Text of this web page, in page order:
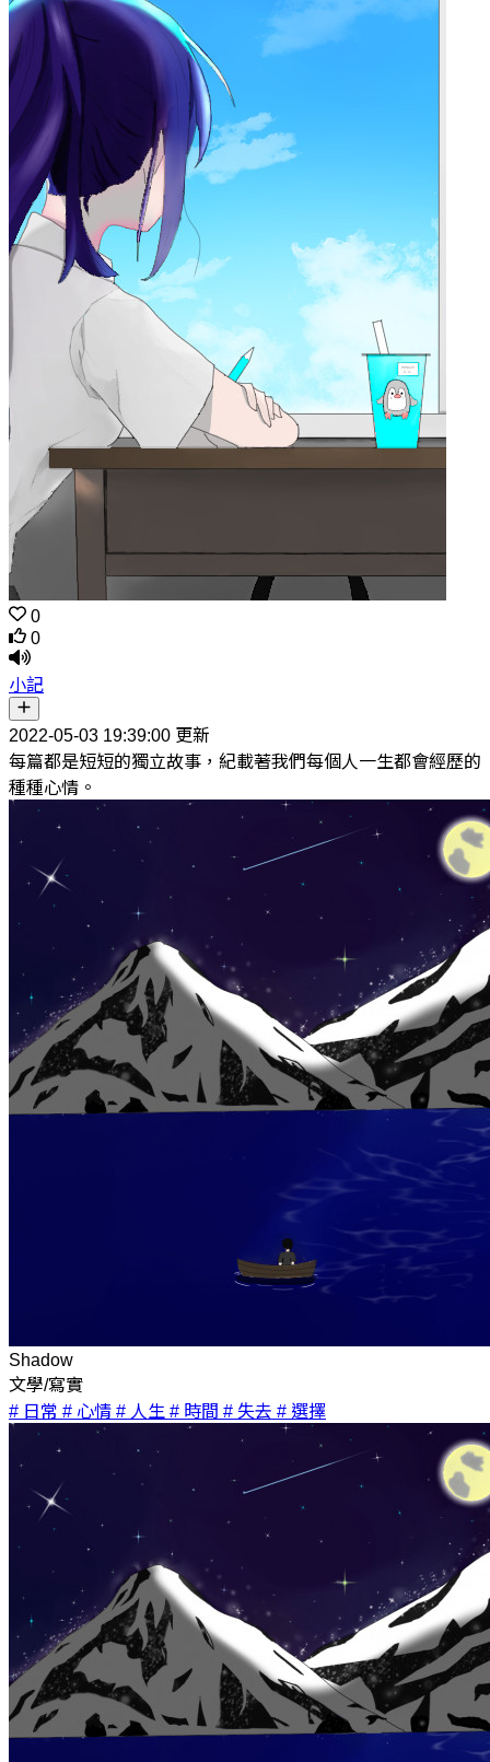
0
0
小記
2022-05-03 19:39:00 更新
每篇都是短短的獨立故事，紀載著我們每個人一生都會經歷的
種種心情。
Shadow
文學/寫實
# 日常 # 心情 # 人生 # 時間 # 失去 # 選擇